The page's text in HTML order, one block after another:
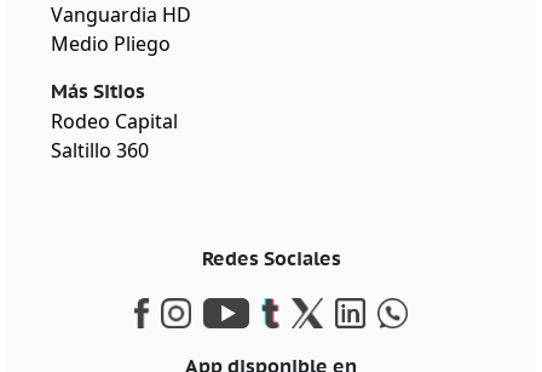
Vanguardia HD
Medio Pliego
Más Sitios
Rodeo Capital
Saltillo 360
Redes Sociales
App disponible en